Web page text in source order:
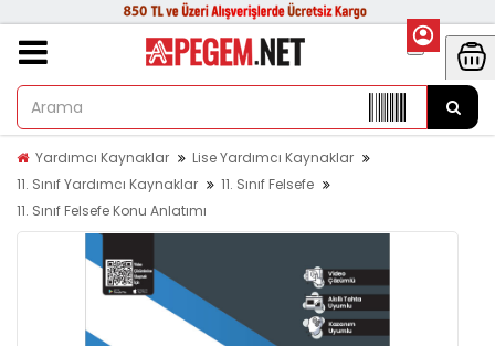
Yardımcı Kaynaklar
Lise Yardımcı Kaynaklar
11. Sınıf Yardımcı Kaynaklar
11. Sınıf Felsefe
11. Sınıf Felsefe Konu Anlatımı